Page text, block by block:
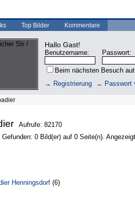
Top Bilder Kommentare
Hallo Gast!
Benutzername: Passwort:
Beim nächsten Besuch
→ Registrierung
→ Passwort
Aufrufe: 82170
Gefunden: 0 Bild(er) auf 0 Seite(n).
Henningsdorf (6)